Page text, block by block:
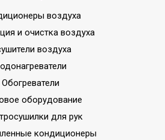
воздуха
и очистка воздуха
воздуха
Обогреватели
оборудование
для рук
кондиционеры